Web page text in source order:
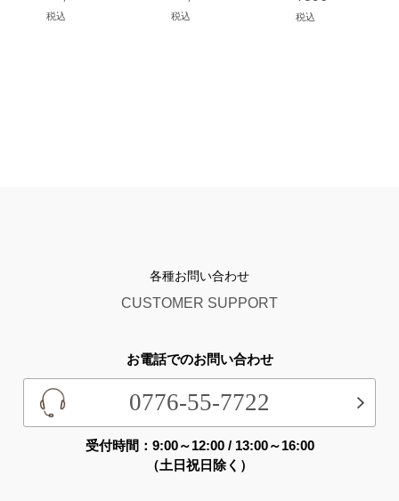
税込 税込 税込
各種お問い合わせ
CUSTOMER SUPPORT
お電話でのお問い合わせ
0776-55-7722
受付時間：9:00～12:00 / 13:00～16:00
（土日祝日除く）